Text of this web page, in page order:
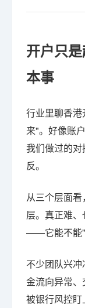
开户只
本事
行业里聊香
来"。好像账
我们做过的
反。
从三个层面
层。真正难
——它能不能"
不少团队兴
金流向异常
被银行风控盯